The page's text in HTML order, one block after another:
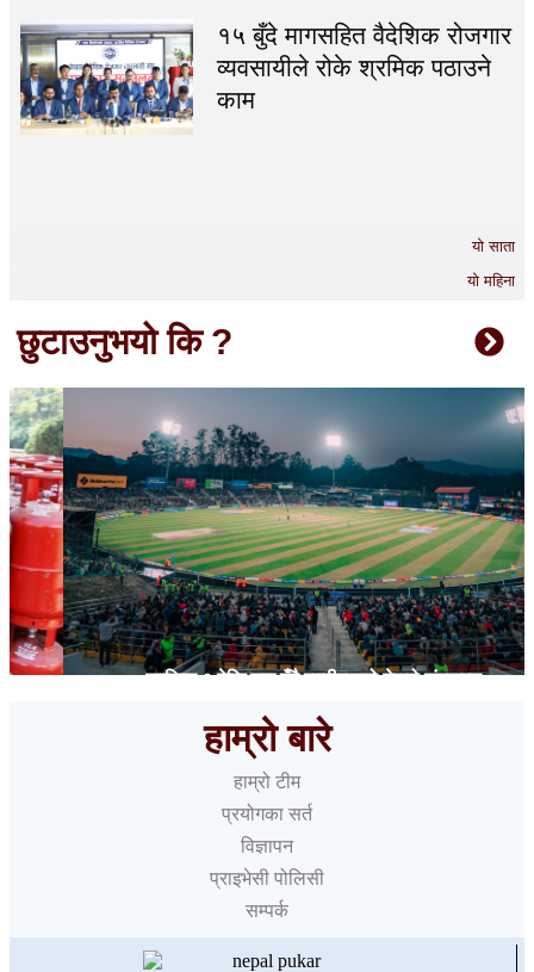
यो साता
यो महिना
१५ बुँदे मागसहित वैदेशिक रोजगार
व्यवसायीले रोके श्रमिक पठाउने
काम
छुटाउनुभयो कि ?
कात्तिक ९ देखि सुरु हुँदै एनपीएलको तेस्रो संस्करण
हाम्रो बारे
हाम्रो टीम
प्रयोगका सर्त
विज्ञापन
प्राइभेसी पोलिसी
सम्पर्क